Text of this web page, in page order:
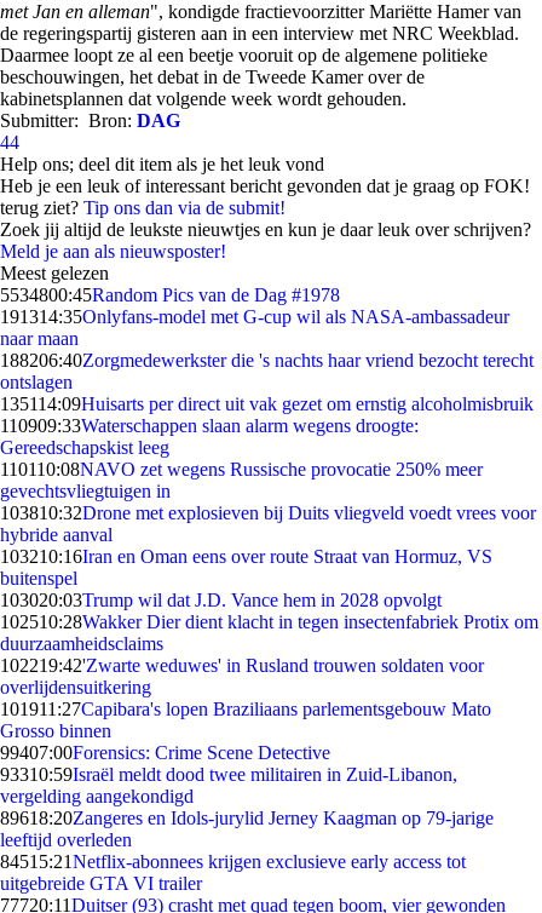
met Jan en alleman", kondigde fractievoorzitter Mariëtte Hamer van
de regeringspartij gisteren aan in een interview met NRC Weekblad.
Daarmee loopt ze al een beetje vooruit op de algemene politieke
beschouwingen, het debat in de Tweede Kamer over de
kabinetsplannen dat volgende week wordt gehouden.
Submitter: Bron: DAG
44
Help ons; deel dit item als je het leuk vond
Heb je een leuk of interessant bericht gevonden dat je graag op FOK!
terug ziet? Tip ons dan via de submit!
Zoek jij altijd de leukste nieuwtjes en kun je daar leuk over schrijven?
Meld je aan als nieuwsposter!
Meest gelezen
5534800:45Random Pics van de Dag #1978
191314:35Onlyfans-model met G-cup wil als NASA-ambassadeur
naar maan
188206:40Zorgmedewerkster die 's nachts haar vriend bezocht terecht
ontslagen
135114:09Huisarts per direct uit vak gezet om ernstig alcoholmisbruik
110909:33Waterschappen slaan alarm wegens droogte:
Gereedschapskist leeg
110110:08NAVO zet wegens Russische provocatie 250% meer
gevechtsvliegtuigen in
103810:32Drone met explosieven bij Duits vliegveld voedt vrees voor
hybride aanval
103210:16Iran en Oman eens over route Straat van Hormuz, VS
buitenspel
103020:03Trump wil dat J.D. Vance hem in 2028 opvolgt
102510:28Wakker Dier dient klacht in tegen insectenfabriek Protix om
duurzaamheidsclaims
102219:42'Zwarte weduwes' in Rusland trouwen soldaten voor
overlijdensuitkering
101911:27Capibara's lopen Braziliaans parlementsgebouw Mato
Grosso binnen
99407:00Forensics: Crime Scene Detective
93310:59Israël meldt dood twee militairen in Zuid-Libanon,
vergelding aangekondigd
89618:20Zangeres en Idols-jurylid Jerney Kaagman op 79-jarige
leeftijd overleden
84515:21Netflix-abonnees krijgen exclusieve early access tot
uitgebreide GTA VI trailer
77720:11Duitser (93) crasht met quad tegen boom, vier gewonden